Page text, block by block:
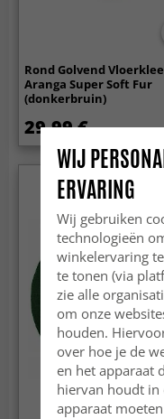
Rond Golvend
Aranga Super Soft Fur
(donkerbruin)
29.99 €
WIJ
ERVARING
Wij gebruiken
technologieën
winkelervaring
te tonen (via
zie alle
om onze
houden.
over hoe je de
en het apparaat
hiervan houdt
apparaat